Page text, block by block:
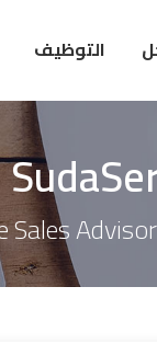
التوظيف
Sales Advisor